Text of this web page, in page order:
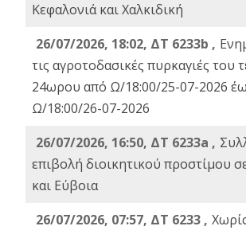
Κεφαλονιά και Χαλκιδική
26/07/2026, 18:02, ΔΤ 6233b ,
τις αγροτοδασικές πυρκαγιές του
24ωρου από Ω/18:00/25-07-2026
Ω/18:00/26-07-2026
26/07/2026, 16:50, ΔΤ 6233a ,
επιβολή διοικητικού προστίμου
και Εύβοια
26/07/2026, 07:57, ΔΤ 6233 ,